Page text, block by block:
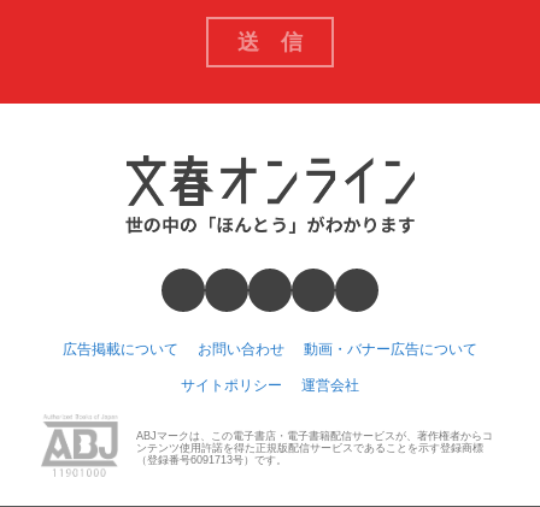
広告掲載について お問い合わせ 動画・バナー広告について
サイトポリシー 運営会社
ABJマークは、この電子書店・電子書籍配信サービスが、著作権者からコ
ンテンツ使用許諾を得た正規版配信サービスであることを示す登録商標
（登録番号6091713号）です。